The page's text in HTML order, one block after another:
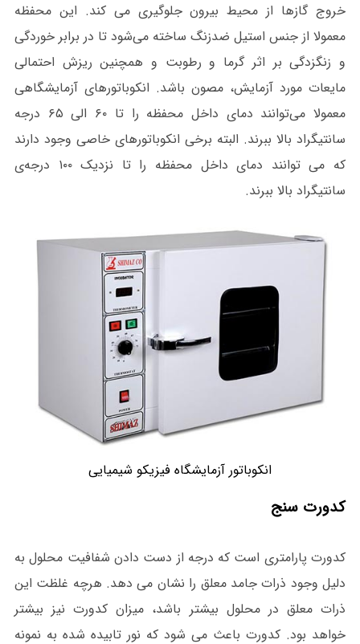
خروج گازها از محیط بیرون جلوگیری می کند. این محفظه
معمولا از جنس استیل ضدزنگ ساخته می‌شود تا در برابر خوردگی
و زنگ‎زدگی بر اثر گرما و رطوبت و همچنین ریزش احتمالی
مایعات مورد آزمایش، مصون باشد. انکوباتورهای آزمایشگاهی
معمولا می‌توانند دمای داخل محفظه را تا ۶۰ الی ۶۵ درجه‌
سانتیگراد بالا ببرند. البته برخی انکوباتورهای خاصی وجود دارند
که می توانند دمای داخل محفظه را تا نزدیک ۱۰۰ درجه‌ی
سانتیگراد بالا ببرند.
انکوباتور آزمایشگاه فیزیکو شیمیایی
کدورت سنج
کدورت پارامتری است که درجه از دست دادن شفافیت محلول به
دلیل وجود ذرات جامد معلق را نشان می دهد. هرچه غلظت این
ذرات معلق در محلول بیشتر باشد، میزان کدورت نیز بیشتر
خواهد بود. کدورت باعث می شود که نور تابیده شده به نمونه